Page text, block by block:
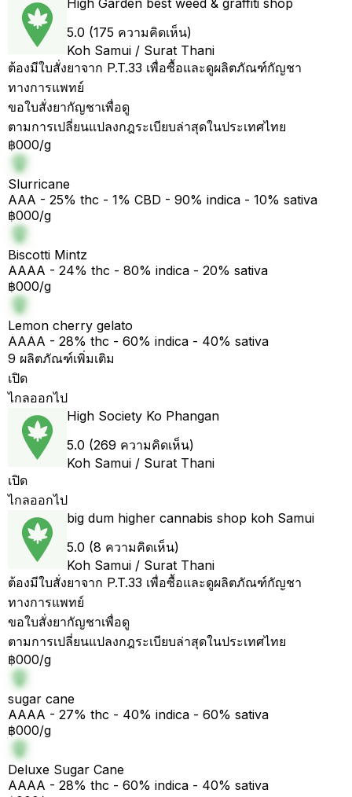
High Garden best weed & graffiti shop
5.0 (175 ความคิดเห็น)
Koh Samui / Surat Thani
ต้องมีใบสั่งยาจาก P.T.33 เพื่อซื้อและดูผลิตภัณฑ์กัญชา
ทางการแพทย์
ขอใบสั่งยากัญชาเพื่อดู
ตามการเปลี่ยนแปลงกฎระเบียบล่าสุดในประเทศไทย
฿000/g
Slurricane
AAA - 25% thc - 1% CBD - 90% indica - 10% sativa
฿000/g
Biscotti Mintz
AAAA - 24% thc - 80% indica - 20% sativa
฿000/g
Lemon cherry gelato
AAAA - 28% thc - 60% indica - 40% sativa
9 ผลิตภัณฑ์เพิ่มเติม
เปิด
ไกลออกไป
High Society Ko Phangan
5.0 (269 ความคิดเห็น)
Koh Samui / Surat Thani
เปิด
ไกลออกไป
big dum higher cannabis shop koh Samui
5.0 (8 ความคิดเห็น)
Koh Samui / Surat Thani
ต้องมีใบสั่งยาจาก P.T.33 เพื่อซื้อและดูผลิตภัณฑ์กัญชา
ทางการแพทย์
ขอใบสั่งยากัญชาเพื่อดู
ตามการเปลี่ยนแปลงกฎระเบียบล่าสุดในประเทศไทย
฿000/g
sugar cane
AAAA - 27% thc - 40% indica - 60% sativa
฿000/g
Deluxe Sugar Cane
AAAA - 28% thc - 60% indica - 40% sativa